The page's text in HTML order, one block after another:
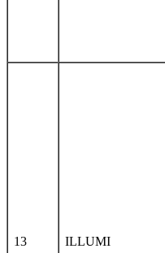
13 ILLUMI